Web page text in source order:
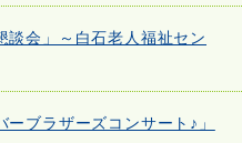
会」～白石老人福祉セン
ブラザーズコンサート♪」